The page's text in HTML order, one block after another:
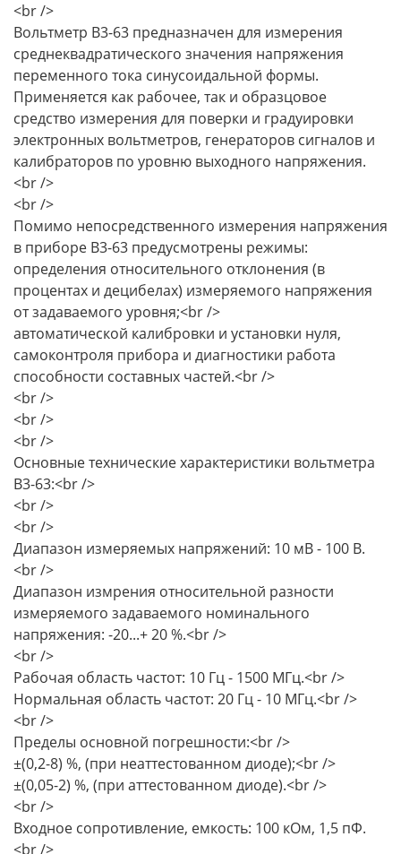
<br />
Вольтметр В3-63 предназначен для измерения
среднеквадратического значения напряжения
переменного тока синусоидальной формы.
Применяется как рабочее, так и образцовое
средство измерения для поверки и градуировки
электронных вольтметров, генераторов сигналов и
калибраторов по уровню выходного напряжения.
<br />
<br />
Помимо непосредственного измерения напряжения
в приборе В3-63 предусмотрены режимы:
определения относительного отклонения (в
процентах и децибелах) измеряемого напряжения
от задаваемого уровня;<br />
автоматической калибровки и установки нуля,
самоконтроля прибора и диагностики работа
способности составных частей.<br />
<br />
<br />
<br />
Основные технические характеристики вольтметра
В3-63:<br />
<br />
<br />
Диапазон измеряемых напряжений: 10 мВ - 100 В.
<br />
Диапазон измрения относительной разности
измеряемого задаваемого номинального
напряжения: -20...+ 20 %.<br />
<br />
Рабочая область частот: 10 Гц - 1500 МГц.<br />
Нормальная область частот: 20 Гц - 10 МГц.<br />
<br />
Пределы основной погрешности:<br />
±(0,2-8) %, (при неаттестованном диоде);<br />
±(0,05-2) %, (при аттестованном диоде).<br />
<br />
Входное сопротивление, емкость: 100 кОм, 1,5 пФ.
<br />